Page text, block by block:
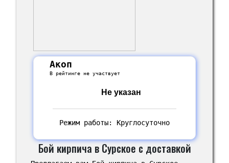
Акоп
В рейтинге не участвует
Не указан
Режим работы: Круглосуточно
Бой кирпича в Сурское с доставкой